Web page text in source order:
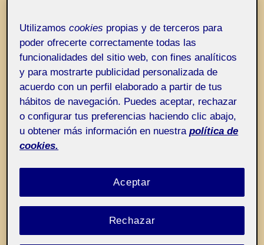
Utilizamoscookies propias y de terceros para
poder ofrecerte correctamente todas las
funcionalidades del sitio web, con fines analíticos
y para mostrarte publicidad personalizada de
acuerdo con un perfil elaborado a partir de tus
hábitos de navegación. Puedes aceptar, rechazar
o configurar tus preferencias haciendo clic abajo,
u obtener más información en nuestra política de
cookies.
Rechazar
Aceptar